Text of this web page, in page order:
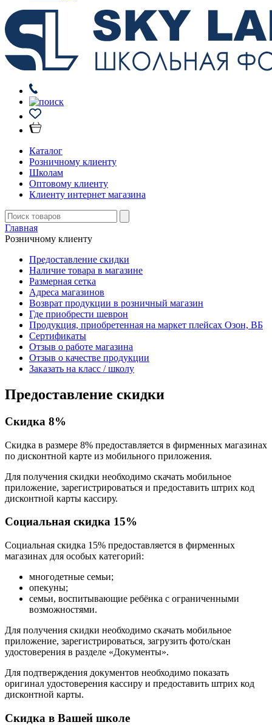
Каталог
Розничному клиенту
Школам
Оптовому клиенту
Клиенту интернет магазина
Главная
Розничному клиенту
Предоставление скидки
Наличие товара в магазине
Размерная сетка
Адреса магазинов
Возврат продукции в розничный магазин
Где приобрести шеврон
Продукция, приобретенная на маркет плейсах Озон, ВБ
Сертификаты
Отзыв о работе магазина
Отзыв о качестве продукции
Заказать на класс / школу
Предоставление скидки
Скидка 8%
Скидка в размере 8% предоставляется в фирменных магазинах
по дисконтной карте из мобильного приложения.
Для получения скидки необходимо скачать мобильное
приложение, зарегистрироваться и предоставить штрих код
дисконтной карты кассиру.
Социальная скидка 15%
Социальная скидка 15% предоставляется в фирменных
магазинах для особых категорий:
многодетные семьи;
опекуны;
семьи, воспитывающие ребёнка с ограниченными
возможностями.
Для получения скидки необходимо скачать мобильное
приложение, зарегистрироваться, загрузить фото/скан
удостоверения в разделе «Документы».
Для подтверждения документов необходимо показать
оригинал удостоверения кассиру и предоставить штрих код
дисконтной карты.
Скидка в Вашей школе